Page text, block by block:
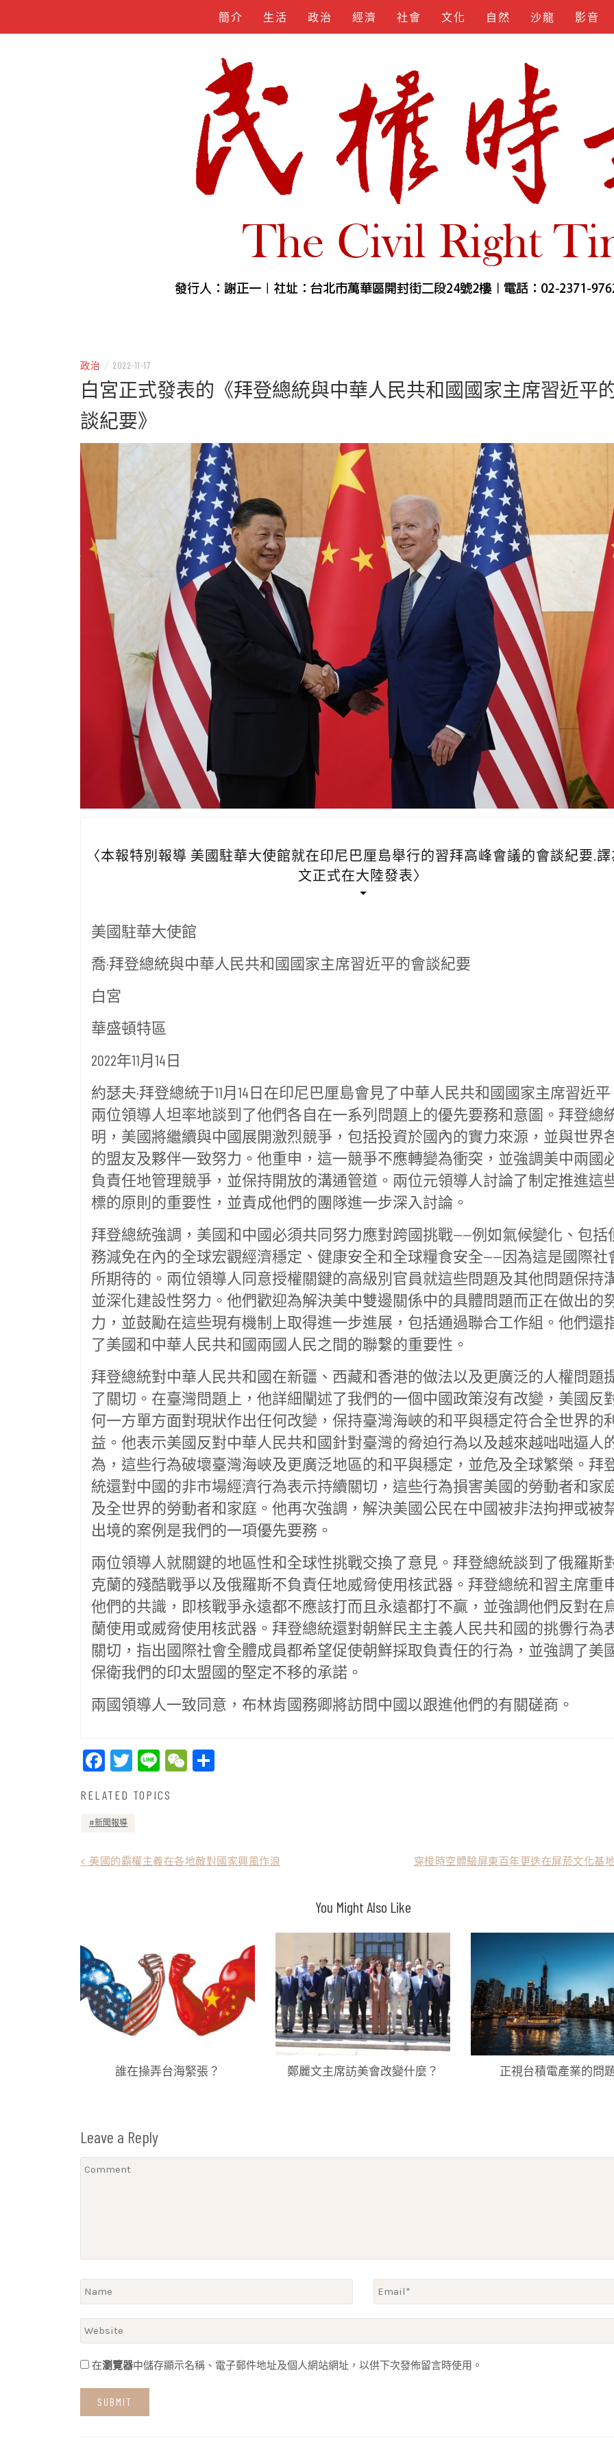
簡介 生活 政治 經濟 社會 文化 自然 沙龍 影音
政治 / 2022-11-17
白宮正式發表的《拜登總統與中華人民共和國國家主席習近平
談紀要》
〈本報特別報導 美國駐華大使館就在印尼巴厘島舉行的習拜高峰會議的會談紀要.
文正式在大陸發表〉
美國駐華大使館
喬·拜登總統與中華人民共和國國家主席習近平的會談紀要
白宮
華盛頓特區
2022年11月14日
約瑟夫·拜登總統于11月14日在印尼巴厘島會見了中華人民共和國國家主席習近
兩位領導人坦率地談到了他們各自在一系列問題上的優先要務和意圖。拜登總
明，美國將繼續與中國展開激烈競爭，包括投資於國內的實力來源，並與世界
的盟友及夥伴一致努力。他重申，這一競爭不應轉變為衝突，並強調美中兩國
負責任地管理競爭，並保持開放的溝通管道。兩位元領導人討論了制定推進這
標的原則的重要性，並責成他們的團隊進一步深入討論。
拜登總統強調，美國和中國必須共同努力應對跨國挑戰——例如氣候變化、包括
務減免在內的全球宏觀經濟穩定、健康安全和全球糧食安全——因為這是國際社
所期待的。兩位領導人同意授權關鍵的高級別官員就這些問題及其他問題保持
並深化建設性努力。他們歡迎為解決美中雙邊關係中的具體問題而正在做出的
力，並鼓勵在這些現有機制上取得進一步進展，包括通過聯合工作組。他們還
了美國和中華人民共和國兩國人民之間的聯繫的重要性。
拜登總統對中華人民共和國在新疆、西藏和香港的做法以及更廣泛的人權問題
了關切。在臺灣問題上，他詳細闡述了我們的一個中國政策沒有改變，美國反
何一方單方面對現狀作出任何改變，保持臺灣海峽的和平與穩定符合全世界的
益。他表示美國反對中華人民共和國針對臺灣的脅迫行為以及越來越咄咄逼人
為，這些行為破壞臺灣海峽及更廣泛地區的和平與穩定，並危及全球繁榮。拜
統還對中國的非市場經濟行為表示持續關切，這些行為損害美國的勞動者和家
及全世界的勞動者和家庭。他再次強調，解決美國公民在中國被非法拘押或被
出境的案例是我們的一項優先要務。
兩位領導人就關鍵的地區性和全球性挑戰交換了意見。拜登總統談到了俄羅斯
克蘭的殘酷戰爭以及俄羅斯不負責任地威脅使用核武器。拜登總統和習主席重
他們的共識，即核戰爭永遠都不應該打而且永遠都打不贏，並強調他們反對在
蘭使用或威脅使用核武器。拜登總統還對朝鮮民主主義人民共和國的挑釁行為
關切，指出國際社會全體成員都希望促使朝鮮採取負責任的行為，並強調了美
保衛我們的印太盟國的堅定不移的承諾。
兩國領導人一致同意，布林肯國務卿將訪問中國以跟進他們的有關磋商。
Facebook
Twitter
LineWeChat
RELATED TOPICS
新聞報導
文
覽
< 美國的霸權主義在各地敵對國家興風作浪 穿梭時空體驗屏東百年更迭在屏菸文化基
You Might Also Like
誰在操弄台海緊張？ 鄭麗文主席訪美會改變什麼？ 正視台積電產業的問
Leave a Reply
在瀏覽器中儲存顯示名稱、電子郵件地址及個人網站網址，以供下次發佈留言時使用。